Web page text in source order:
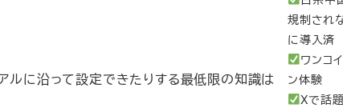
ルに沿って設定できたりする最低限の知識は
規制され
に導入済
ワンコ
ン体験
Xで話